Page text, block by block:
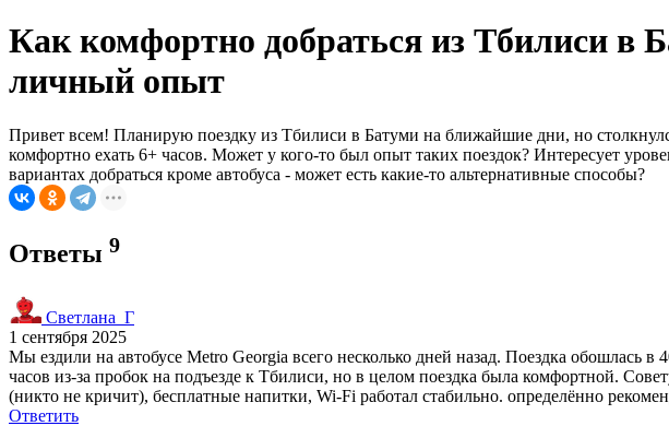
Как комфортно добраться из Тбилиси
личный опыт
Привет всем! Планирую поездку из Тбилиси в Батуми на ближайшие дни, но
комфортно ехать 6+ часов. Может у кого-то был опыт таких поездок? Интересует
вариантах добраться кроме автобуса - может есть какие-то альтернативные способы?
Ответы 9
Светлана_Г
1 сентября 2025
Мы ездили на автобусе Metro Georgia всего несколько дней назад. Поездка
часов из-за пробок на подъезде к Тбилиси, но в целом поездка была комфортной.
(никто не кричит), бесплатные напитки, Wi-Fi работал стабильно. определённо
Ответить